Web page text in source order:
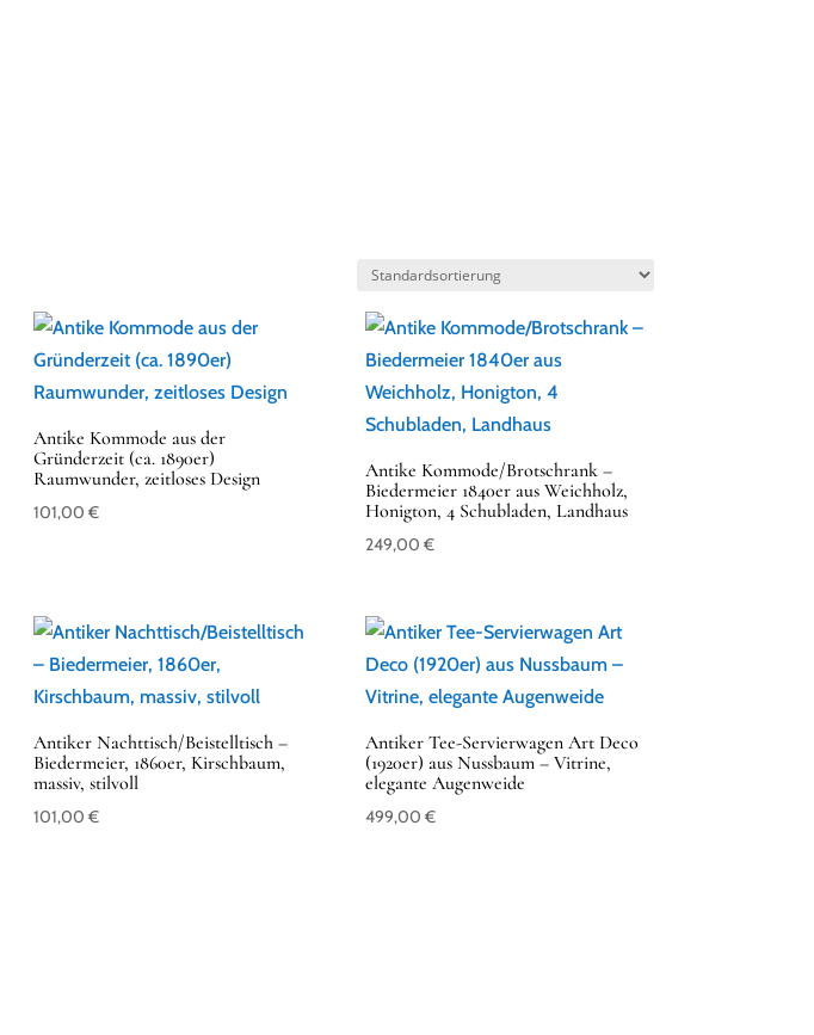
Antike Kommode aus der
Gründerzeit (ca. 1890er)
Raumwunder, zeitloses Design
101,00€
Antike Kommode/Brotschrank –
Biedermeier 1840er aus Weichholz,
Honigton, 4 Schubladen, Landhaus
249,00€
Antiker Nachttisch/Beistelltisch –
Biedermeier, 1860er, Kirschbaum,
massiv, stilvoll
101,00€
Antiker Tee-Servierwagen Art Deco
(1920er) aus Nussbaum – Vitrine,
elegante Augenweide
499,00€